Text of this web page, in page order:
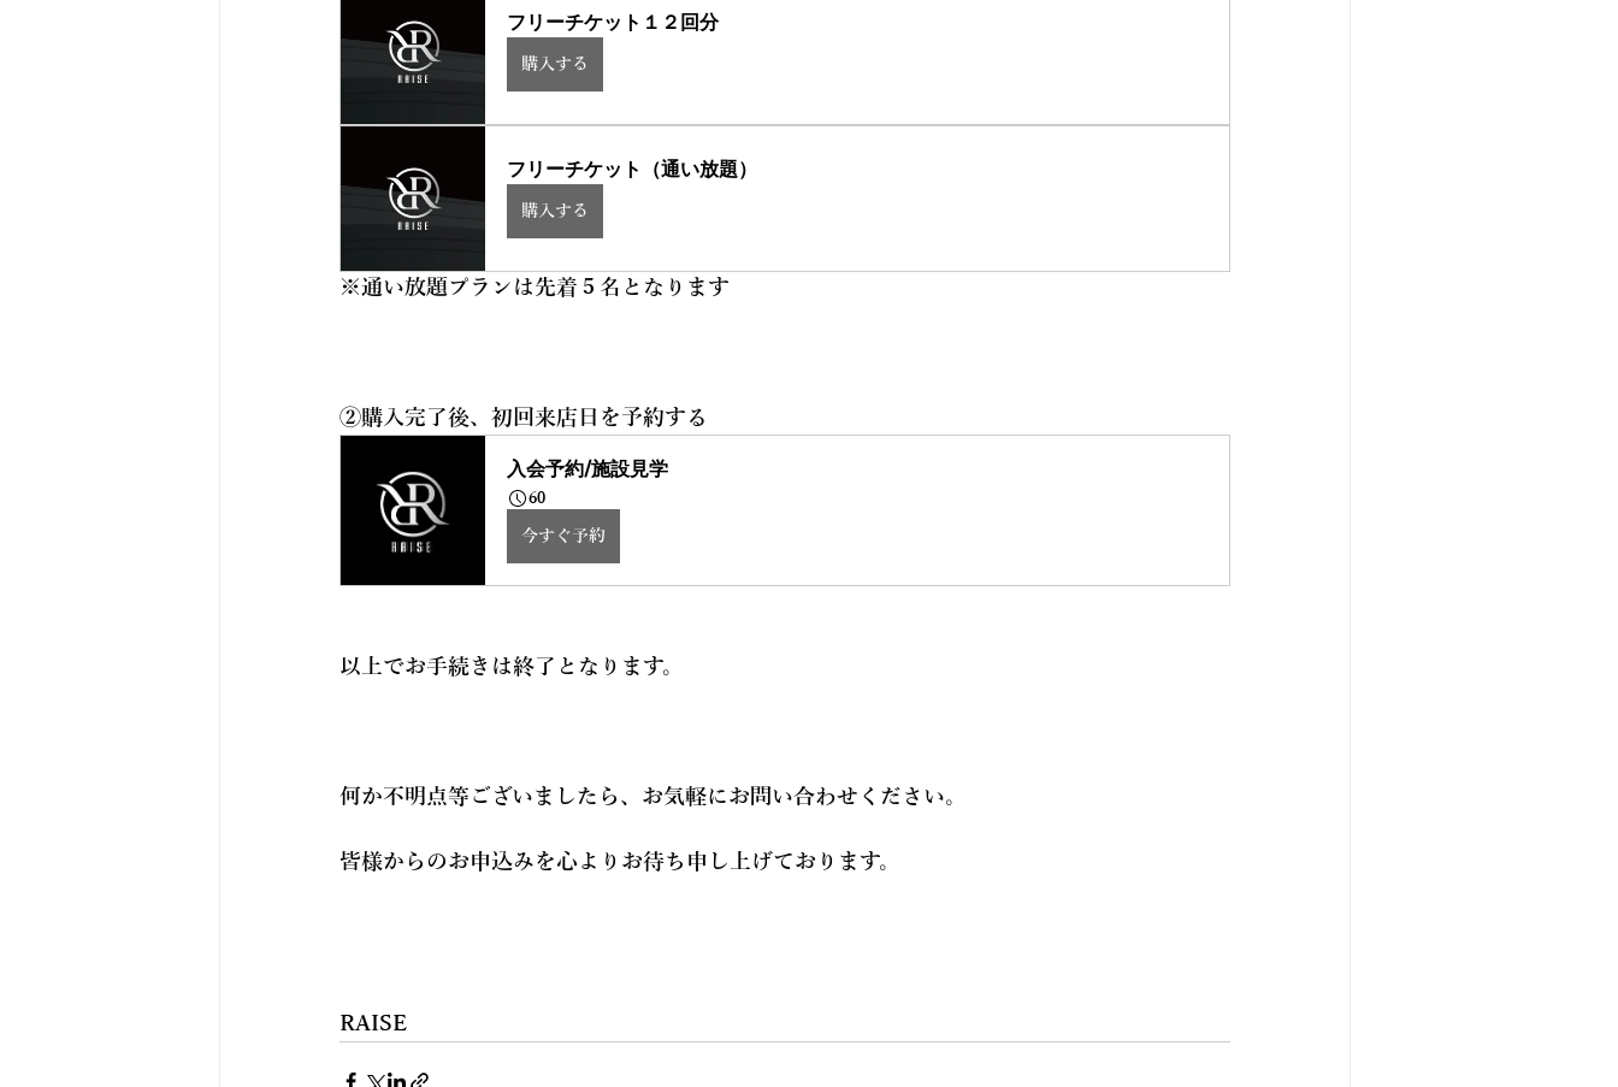
フリーチケット１２回分
購入する
フリーチケット（通い放題）
購入する
※通い放題プランは先着５名となります
②購入完了後、初回来店日を予約する
入会予約/施設見学
60
今すぐ予約
以上でお手続きは終了となります。
何か不明点等ございましたら、お気軽にお問い合わせください。
皆様からのお申込みを心よりお待ち申し上げております。
RAISE